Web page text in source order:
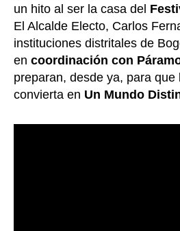
un hito al ser la casa del
El Alcalde Electo, Carlos
instituciones distritales de
en coordinación con
preparan, desde ya, para que
convierta en Un Mundo